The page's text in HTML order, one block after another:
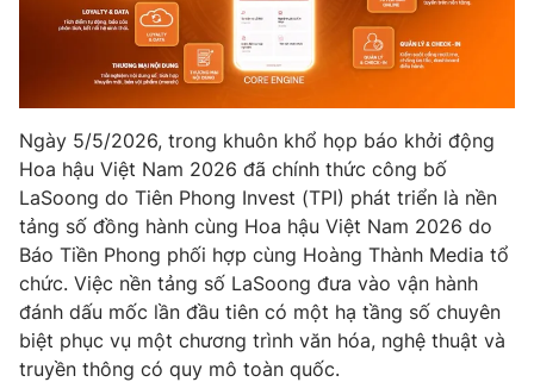
Âm nhạc
Làm đẹp
Chất lượng cuộc sống
Tuyển sinh
Học trực tuyến
Công nghệ
Hitech Công nghệ tương lai
Sản phẩm
Thị trường
Tư vấn
Giao lưu trực tuyến
Lịch phát sóng
Chuyên mục khác
Ngày 5/5/2026, trong khuôn khổ họp báo khởi động
Hoa hậu Việt Nam 2026 đã chính thức công bố
LaSoong do Tiên Phong Invest (TPI) phát triển là nền
tảng số đồng hành cùng Hoa hậu Việt Nam 2026 do
Báo Tiền Phong phối hợp cùng Hoàng Thành Media tổ
chức. Việc nền tảng số LaSoong đưa vào vận hành
đánh dấu mốc lần đầu tiên có một hạ tầng số chuyên
biệt phục vụ một chương trình văn hóa, nghệ thuật và
truyền thông có quy mô toàn quốc.